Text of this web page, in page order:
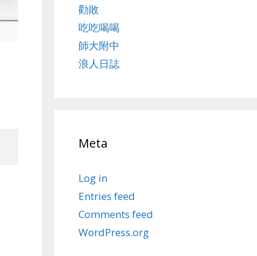
勸敗
吃吃喝喝
師大附中
浪人日誌
Meta
Log in
Entries feed
Comments feed
WordPress.org